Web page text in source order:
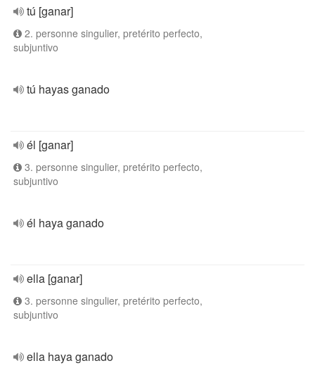
tú [ganar]
2. personne singulier, pretérito perfecto,
subjuntivo
tú hayas ganado
él [ganar]
3. personne singulier, pretérito perfecto,
subjuntivo
él haya ganado
ella [ganar]
3. personne singulier, pretérito perfecto,
subjuntivo
ella haya ganado